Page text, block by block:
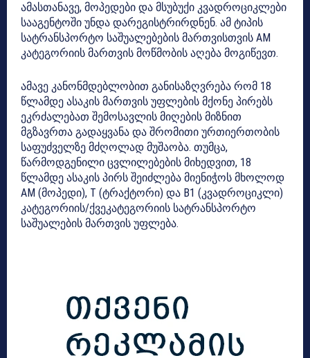
ამასთანავე, მოპედები და მსუბუქი კვადროციკლები
სააგენტოში უნდა დარეგისტრირდნენ. ამ ტიპის
სატრანსპორტო საშუალებების მართვისთვის AM
კატეგორიის მართვის მოწმობის აღება მოგიწევთ.
ამავე კანონმდებლობით განისაზღვრება რომ 18
წლამდე ასაკის მართვის უფლების მქონე პირებს
ეკრძალებათ შემოსავლის მიღების მიზნით
მგზავრთა გადაყვანა და შრომითი ურთიერთობის
საფუძველზე მძღოლად მუშაობა. თუმცა,
წარმოდგენილი ცვლილებების მიხედვით, 18
წლამდე ასაკის პირს შეიძლება მიენიჭოს მხოლოდ
AM (მოპედი), T (ტრაქტორი) და B1 (კვადროციკლი)
კატეგორიის/ქვეკატეგორიის სატრანსპორტო
საშუალების მართვის უფლება.